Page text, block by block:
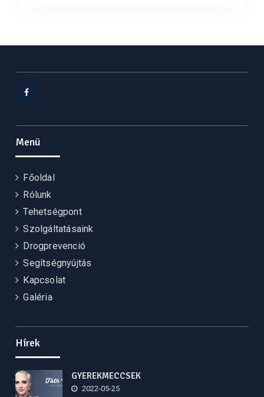
Menü
Főoldal
Rólunk
Tehetségpont
Szolgáltatásaink
Drogprevenció
Segítségnyújtás
Kapcsolat
Galéria
Hírek
GYEREKMECCSEK
2022-05-25